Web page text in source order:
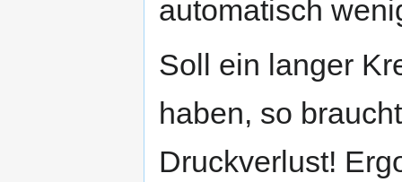
automatisch
Soll ein langer
haben, so
Druckverlust!